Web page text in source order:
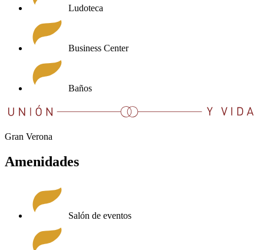
Ludoteca
Business Center
Baños
Gran Verona
Amenidades
Salón de eventos